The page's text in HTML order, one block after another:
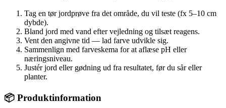
Tag en tør jordprøve fra det område, du vil teste (fx 5–10 cm
dybde).
Bland jord med vand efter vejledning og tilsæt reagens.
Vent den angivne tid — lad farve udvikle sig.
Sammenlign med farveskema for at aflæse pH eller
næringsniveau.
Justér jord eller gødning ud fra resultatet, før du sår eller
planter.
📦 Produktinformation